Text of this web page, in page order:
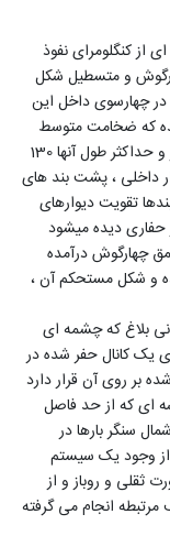
از کنگلومرای نفوذ
و متسطیل شکل
چهارسوی داخل این
که ضخامت متوسط
سنگهای آهکی بکار رفته در آن حدود 30 سانتی متر و حداکثر طول آنها 130
داخلی ، پشت بند های
تقویت دیوارهای
دیده میشود
چهارگوش درآمده
و شکل مستحکم آن ،
بلاغ که چشمه ای
یک کانال حفر شده در
بر روی آن قرار دارد
ای که از حد فاصل
سنگر بارها در
وجود یک سیستم
ثقلی و روباز و از
انجام می گرفته